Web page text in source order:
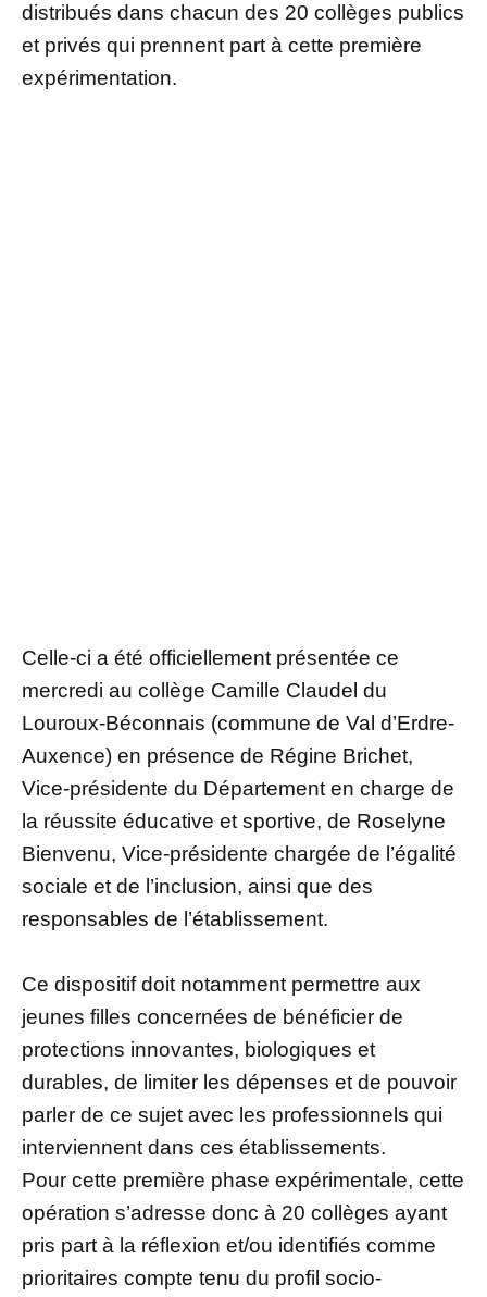
distribués dans chacun des 20 collèges publics
et privés qui prennent part à cette première
expérimentation.
Celle-ci a été officiellement présentée ce
mercredi au collège Camille Claudel du
Louroux-Béconnais (commune de Val d’Erdre-
Auxence) en présence de Régine Brichet,
Vice-présidente du Département en charge de
la réussite éducative et sportive, de Roselyne
Bienvenu, Vice-présidente chargée de l’égalité
sociale et de l’inclusion, ainsi que des
responsables de l’établissement.
Ce dispositif doit notamment permettre aux
jeunes filles concernées de bénéficier de
protections innovantes, biologiques et
durables, de limiter les dépenses et de pouvoir
parler de ce sujet avec les professionnels qui
interviennent dans ces établissements.
Pour cette première phase expérimentale, cette
opération s’adresse donc à 20 collèges ayant
pris part à la réflexion et/ou identifiés comme
prioritaires compte tenu du profil socio-